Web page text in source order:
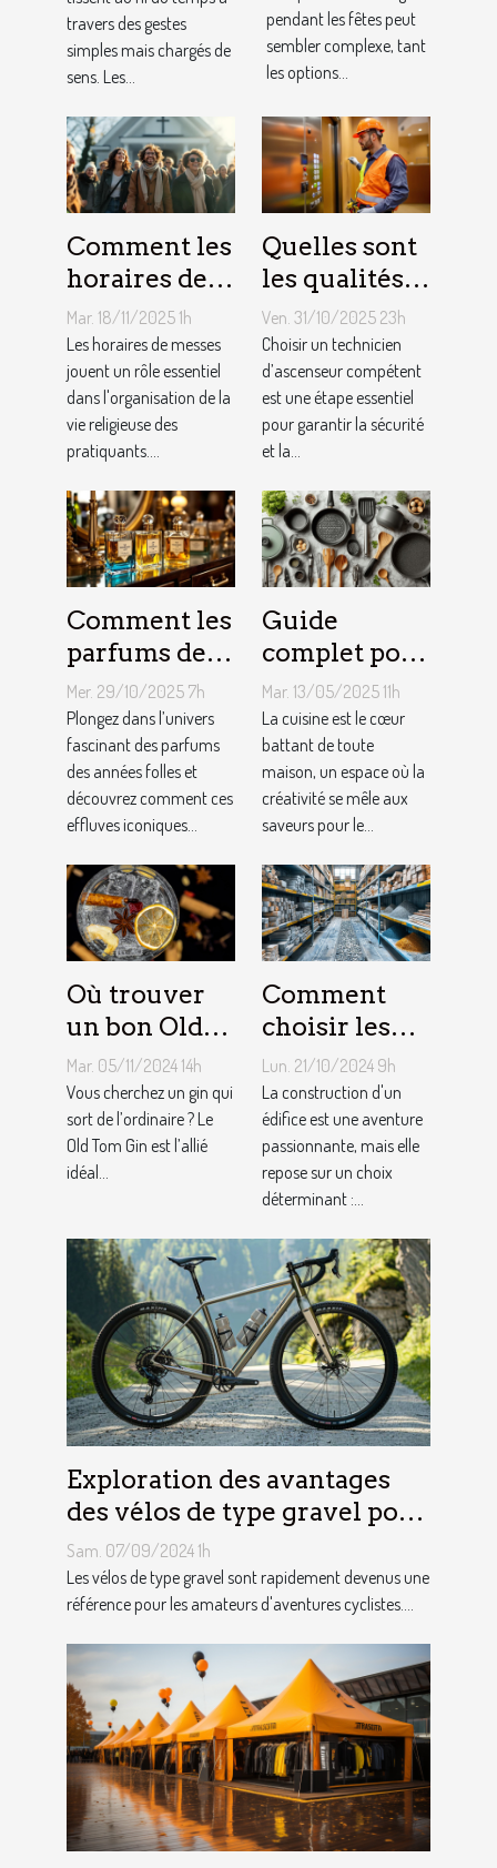
liens
familiaux ?
travers des gestes
simples mais chargés de
sens. Les...
fêtes ?
pendant les fêtes peut
sembler complexe, tant
les options...
Comment les
horaires de
messes
facilitent la
vie des
pratiquants ?
Mar. 18/11/2025 1h
Les horaires de messes
jouent un rôle essentiel
dans l'organisation de la
vie religieuse des
pratiquants....
Quelles sont
les qualités à
rechercher
chez un
technicien
d’ascenseur ?
Ven. 31/10/2025 23h
Choisir un technicien
d’ascenseur compétent
est une étape essentiel
pour garantir la sécurité
et la...
Comment les
parfums des
années folles
influencent-
ils la mode
moderne ?
Mer. 29/10/2025 7h
Plongez dans l’univers
fascinant des parfums
des années folles et
découvrez comment ces
effluves iconiques...
Guide
complet pour
choisir le
meilleur
équipement
de cuisine
Mar. 13/05/2025 11h
La cuisine est le cœur
battant de toute
maison, un espace où la
créativité se mêle aux
saveurs pour le...
Où trouver
un bon Old
Tom Gin
artisanal ?
Mar. 05/11/2024 14h
Vous cherchez un gin qui
sort de l’ordinaire ? Le
Old Tom Gin est l’allié
idéal...
Comment
choisir les
matériaux de
construction
adaptés à
votre projet
Lun. 21/10/2024 9h
La construction d'un
édifice est une aventure
passionnante, mais elle
repose sur un choix
déterminant :...
Exploration des avantages
des vélos de type gravel pour
les aventuriers
Sam. 07/09/2024 1h
Les vélos de type gravel sont rapidement devenus une
référence pour les amateurs d'aventures cyclistes....